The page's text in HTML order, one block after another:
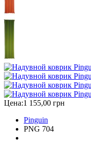
Цена:1 155,00 грн
Pinguin
PNG 704